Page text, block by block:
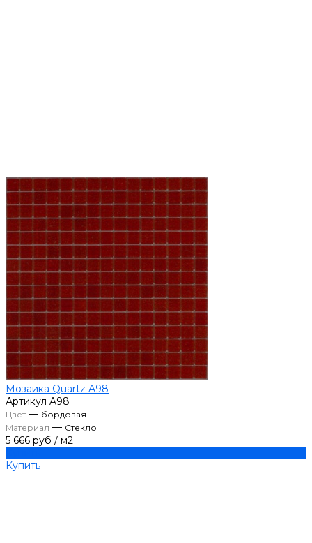
Мозаика Quartz A98
Артикул A98
Цвет— бордовая
Материал — Стекло
5 666 руб / м2
Купить